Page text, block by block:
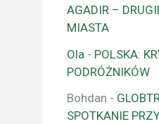
AGADIR –
MIASTA
Ola - POLSKA:
PODRÓŻNIKÓW
Bohdan -
SPOTKANIE